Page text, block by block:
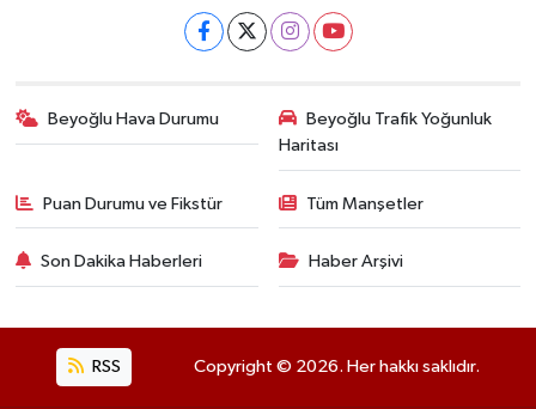
Beyoğlu Hava Durumu
Beyoğlu Trafik Yoğunluk
Haritası
Puan Durumu ve Fikstür Tüm Manşetler
Son Dakika Haberleri Haber Arşivi
RSS Copyright © 2026. Her hakkı saklıdır.